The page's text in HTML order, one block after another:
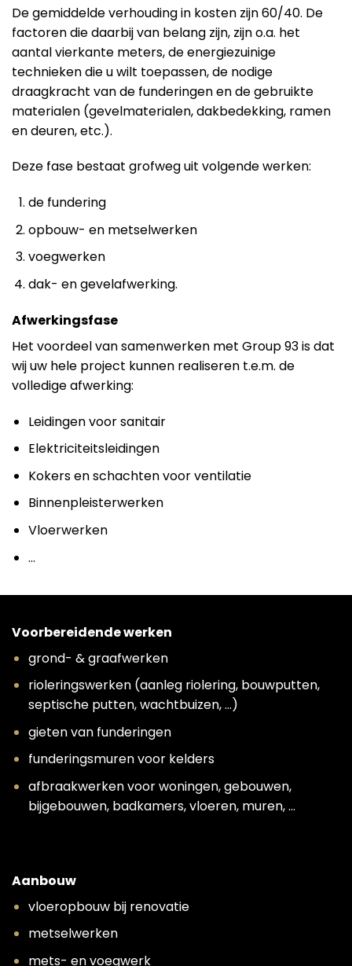
De gemiddelde verhouding in kosten zijn 60/40. De
factoren die daarbij van belang zijn, zijn o.a. het
aantal vierkante meters, de energiezuinige
technieken die u wilt toepassen, de nodige
draagkracht van de funderingen en de gebruikte
materialen (gevelmaterialen, dakbedekking, ramen
en deuren, etc.).
Deze fase bestaat grofweg uit volgende werken:
de fundering
opbouw- en metselwerken
voegwerken
dak- en gevelafwerking.
Afwerkingsfase
Het voordeel van samenwerken met Group 93 is dat
wij uw hele project kunnen realiseren t.e.m. de
volledige afwerking:
Leidingen voor sanitair
Elektriciteitsleidingen
Kokers en schachten voor ventilatie
Binnenpleisterwerken
Vloerwerken
…
Voorbereidende werken
grond- & graafwerken
rioleringswerken (aanleg riolering, bouwputten,
septische putten, wachtbuizen, …)
gieten van funderingen
funderingsmuren voor kelders
afbraakwerken voor woningen, gebouwen,
bijgebouwen, badkamers, vloeren, muren, …
Aanbouw
vloeropbouw bij renovatie
metselwerken
mets- en voegwerk